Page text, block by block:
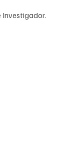
Investigador.